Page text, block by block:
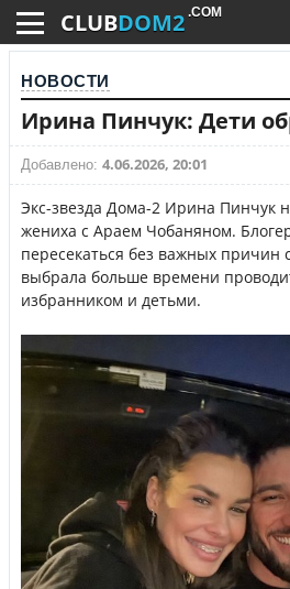
CLUBDOM2 .COM
НОВОСТИ
Ирина Пинчук: Дети
Добавлено: 4.06.2026, 20:01
Экс-звезда Дома-2 Ирина Пинчук
жениха с Араем Чобаняном.
пересекаться без важных
выбрала больше времени
избранником и детьми.